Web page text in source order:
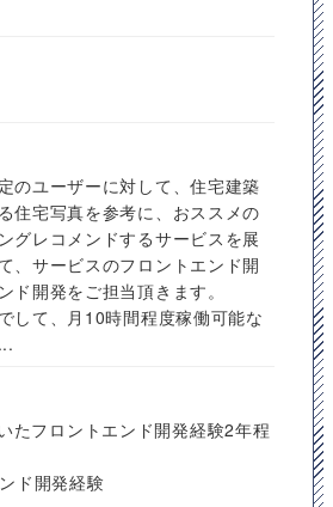
のユーザーに対して、住宅建築
住宅写真を参考に、おススメの
グレコメンドするサービスを展
、サービスのフロントエンド開
ド開発をご担当頂きます。
して、月10時間程度稼働可能な
たフロントエンド開発経験2年程
ド開発経験